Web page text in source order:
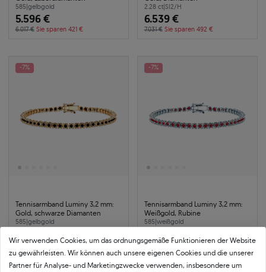
585|gelbgold
5.596 €
6.017 € Sie sparen 421 €
2.28 ct|SI2/H
6.539 €
7.031 € Sie sparen 492 €
-7%
Tennisarmband Luminy 3,2 mm:
Gold, schwarze Diamanten
585|gelbgold
5.883 € Sie sparen 412 €
-7%
Tennisarmband Luminy 3,2 mm:
Weißgold, Rubine
585|weißgold
5.471 € Sie sparen 383 €
Wir verwenden Cookies, um das ordnungsgemäße Funktionieren der Website
zu gewährleisten. Wir können auch unsere eigenen Cookies und die unserer
Partner für Analyse- und Marketingzwecke verwenden, insbesondere um